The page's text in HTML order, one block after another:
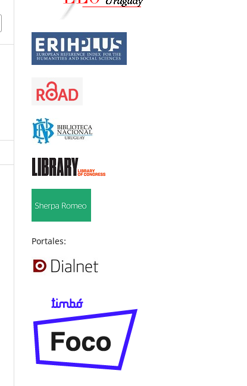
Portales: